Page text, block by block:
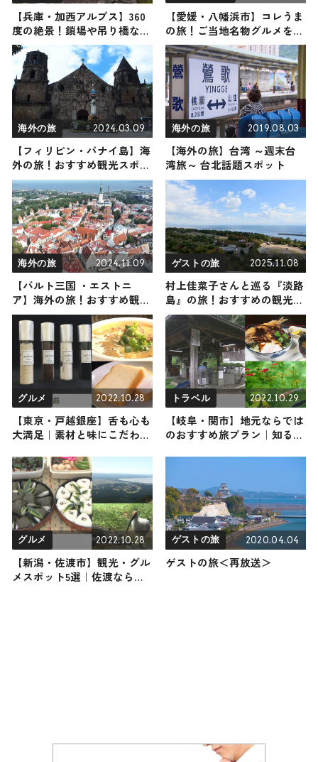
【兵庫・加西アルプス】360
度の絶景！鎖場や吊り橋など
スリル満点の低山に、俳優の
前川泰之さんが挑戦（登山で
頂きメシ！コラボ企画）
【愛媛・八幡浜市】コレうま
の旅！ご当地名物グルメをお
届け
海外の旅 2024.03.09
【フィリピン・パナイ島】海
外の旅！おすすめ観光スポッ
トやグルメをリポート
海外の旅 2019.08.03
【海外の旅】台湾 ～週末台
湾旅～ 台北話題スポット
海外の旅 2024.11.09
【バルト三国 ・エストニ
ア】海外の旅！おすすめ観光
スポットやグルメをリポート
2024年11月9日放送
ゲストの旅 2025.11.08
村上佳菜子さんと巡る『淡路
島』の旅！おすすめの観光・
グルメをご紹介 2025年11月8
日放送
グルメ 2022.10.28
【東京・戸越銀座】舌も心も
大満足｜素材と味にこだわる
トラベル 2022.10.29
【岐阜・関市】地元ならでは
のおすすめ旅プラン｜知る人
グルメ 2022.10.28
【新潟・佐渡市】観光・グル
メスポット5選｜佐渡ならで
ゲストの旅 2020.04.04
ゲストの旅＜再放送＞